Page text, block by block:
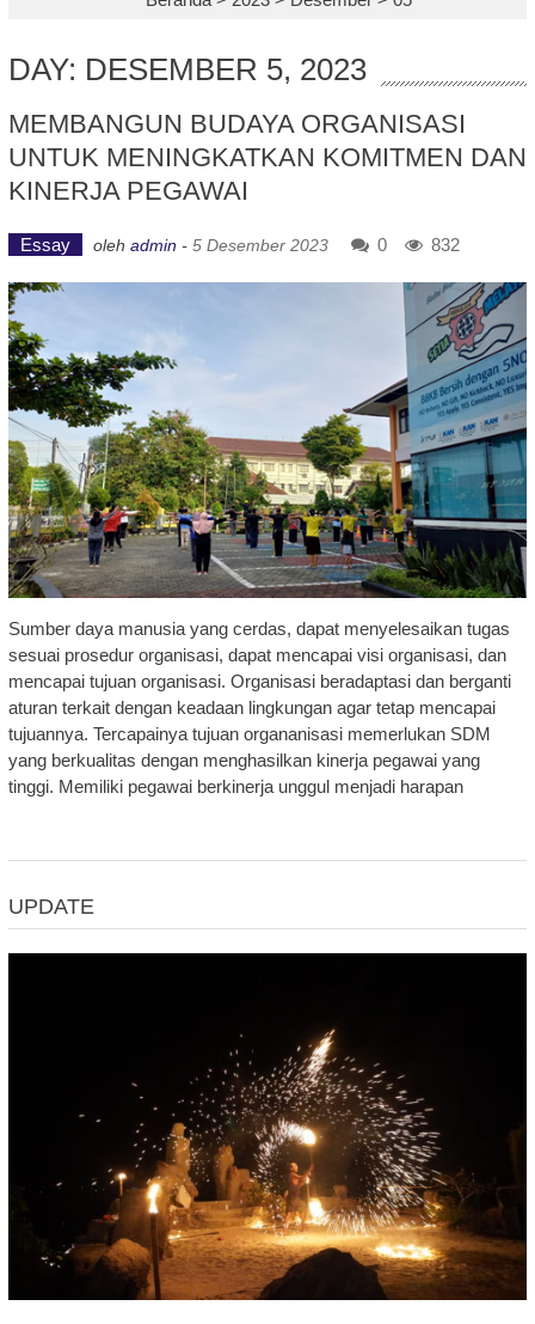
DAY: DESEMBER 5, 2023
MEMBANGUN BUDAYA ORGANISASI
UNTUK MENINGKATKAN KOMITMEN DAN
KINERJA PEGAWAI
Essay oleh admin - 5 Desember 2023 0 832
Sumber daya manusia yang cerdas, dapat menyelesaikan tugas
sesuai prosedur organisasi, dapat mencapai visi organisasi, dan
mencapai tujuan organisasi. Organisasi beradaptasi dan berganti
aturan terkait dengan keadaan lingkungan agar tetap mencapai
tujuannya. Tercapainya tujuan organanisasi memerlukan SDM
yang berkualitas dengan menghasilkan kinerja pegawai yang
tinggi. Memiliki pegawai berkinerja unggul menjadi harapan
UPDATE